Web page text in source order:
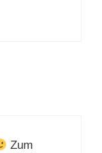
Zum